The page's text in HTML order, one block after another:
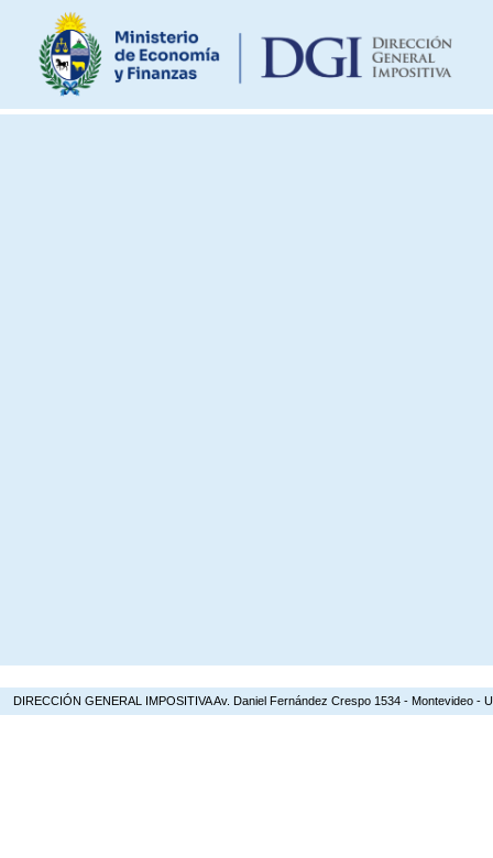
DIRECCIÓN GENERAL IMPOSITIVA Av. Daniel Fernández Crespo 1534 - Montevideo -